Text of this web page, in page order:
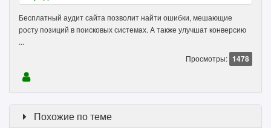
Бесплатный аудит сайта позволит найти ошибки, мешающие
росту позиций в поисковых системах. А также улучшат конверсию
...
Просмотры: 1478
Похожие по теме